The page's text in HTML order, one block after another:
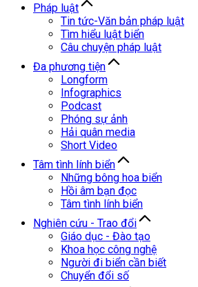
Pháp luật
Tin tức-Văn bản pháp luật
Tìm hiểu luật biển
Câu chuyện pháp luật
Đa phương tiện
Longform
Infographics
Podcast
Phóng sự ảnh
Hải quân media
Short Video
Tâm tình lính biển
Những bông hoa biển
Hồi âm bạn đọc
Tâm tình lính biển
Nghiên cứu - Trao đổi
Giáo dục - Đào tạo
Khoa học công nghệ
Người đi biển cần biết
Chuyển đổi số